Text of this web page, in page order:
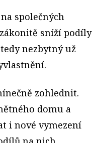
společných
sníží podíly
nezbytný už
zohlednit.
domu a
i nové vymezení